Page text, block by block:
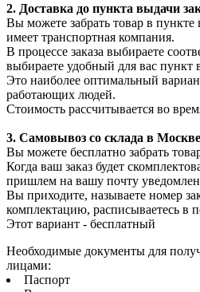
2. Доставка до пункта выдачи
Вы можете забрать товар в пункте
имеет транспортная компания.
В процессе заказа выбираете
выбираете удобный для вас пункт
Это наиболее оптимальный
работающих людей.
Стоимость рассчитывается во
3. Самовывоз со склада в Москве
Вы можете бесплатно забрать
Когда ваш заказ будет
пришлем на вашу почту
Вы приходите, называете номер
комплектацию, расписываетесь в
Этот вариант - бесплатный
Необходимые документы для
лицами:
Паспорт